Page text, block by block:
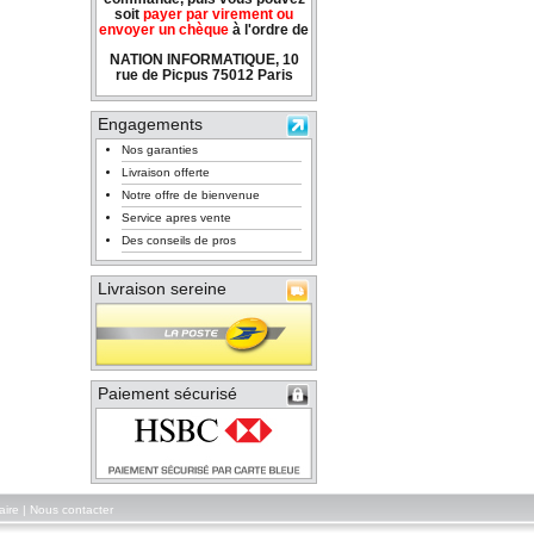
soit payer par virement ou
envoyer un chèque à l'ordre de
NATION INFORMATIQUE, 10
rue de Picpus 75012 Paris
Engagements
Nos garanties
Livraison offerte
Notre offre de bienvenue
Service apres vente
Des conseils de pros
Livraison sereine
Paiement sécurisé
Nous contacter